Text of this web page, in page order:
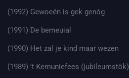
(1992) Gewoeën is gek genòg
(1991) De bemeuial
(1990) Het zal je kind maar wezen
(1989) ’t Kemuniefees (jubileumstök)